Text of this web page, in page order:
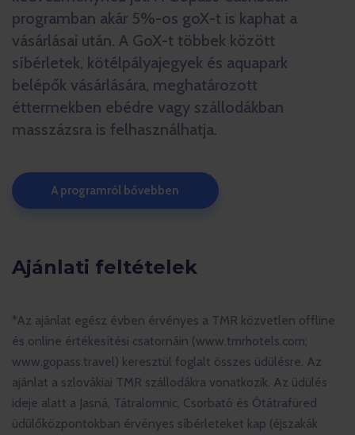
programban akár 5%-os goX-t is kaphat a
vásárlásai után. A GoX-t többek között
síbérletek, kötélpályajegyek és aquapark
belépők vásárlására, meghatározott
éttermekben ebédre vagy szállodákban
masszázsra is felhasználhatja.
A programról bővebben
Ajánlati feltételek
*Az ajánlat egész évben érvényes a TMR közvetlen offline
és online értékesítési csatornáin (www.tmrhotels.com;
www.gopass.travel) keresztül foglalt összes üdülésre. Az
ajánlat a szlovákiai TMR szállodákra vonatkozik. Az üdülés
ideje alatt a Jasná, Tátralomnic, Csorbató és Ótátrafüred
üdülőközpontokban érvényes síbérleteket kap (éjszakák